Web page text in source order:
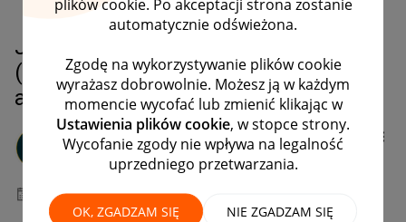
plików cookie. Po akceptacji strona zostanie
automatycznie odświeżona.
Zgodę na wykorzystywanie plików cookie
wyrażasz dobrowolnie. Możesz ją w każdym
momencie wycofać lub zmienić klikając w
Ustawienia plików cookie, w stopce strony.
Wycofanie zgody nie wpływa na legalność
uprzedniego przetwarzania.
OK, ZGADZAM SIĘ NIE ZGADZAM SIĘ
Jak wyłączyć połączone oferty
(brak przycisku do wyłączania)
aplikacja allegro
kubabin
#8 Zapaleniec
‎04-04-2024 17:49